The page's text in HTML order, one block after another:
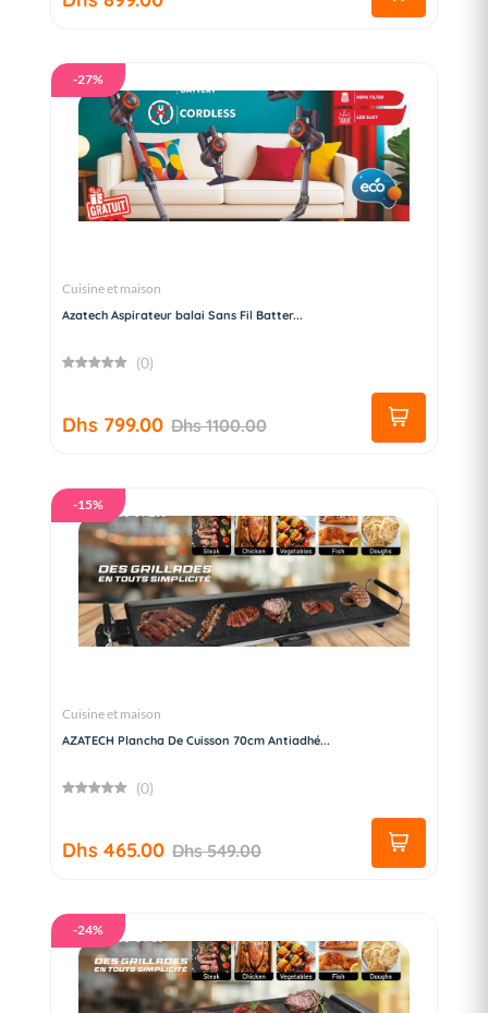
-27%
Cuisine et maison
Azatech Aspirateur balai Sans Fil Batter...
(0)
Dhs 799.00 Dhs 1100.00
-15%
Cuisine et maison
AZATECH Plancha De Cuisson 70cm Antiadhé...
(0)
Dhs 465.00 Dhs 549.00
-24%